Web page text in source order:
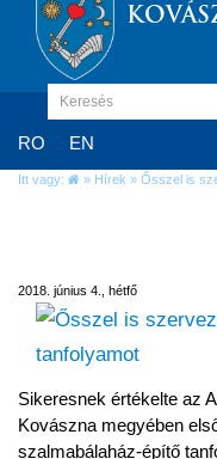
RO EN
Itt vagy: » Hírek » Ősszel is
2018. június 4., hétfő
Sikeresnek értékelte az
Kovászna megyében
szalmabálaház-építő